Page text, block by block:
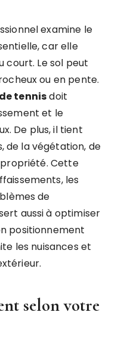
examine le
car elle
court. Le sol peut
ou en pente.
tennisdoit
et le
De plus, il tient
de la végétation, de
Cette
les
de
aussi à optimiser
positionnement
les nuisances et
selon votre